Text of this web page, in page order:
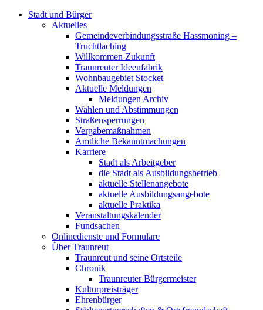
Stadt und Bürger
Aktuelles
Gemeindeverbindungsstraße Hassmoning –
Truchtlaching
Willkommen Zukunft
Traunreuter Ideenfabrik
Wohnbaugebiet Stocket
Aktuelle Meldungen
Meldungen Archiv
Wahlen und Abstimmungen
Straßensperrungen
Vergabemaßnahmen
Amtliche Bekanntmachungen
Karriere
Stadt als Arbeitgeber
die Stadt als Ausbildungsbetrieb
aktuelle Stellenangebote
aktuelle Ausbildungsangebote
aktuelle Praktika
Veranstaltungskalender
Fundsachen
Onlinedienste und Formulare
Über Traunreut
Traunreut und seine Ortsteile
Chronik
Traunreuter Bürgermeister
Kulturpreisträger
Ehrenbürger